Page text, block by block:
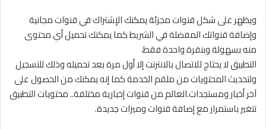
ويظهر على شكل قنوات مجزئة يمكنك الإشتراك في قنوات مجانية
وإضافة قنواتك المفضلة في الشريط كما يمكنك تحميل أي محتوى
منه بسهولة وبنقرة واحدة فقط،
التطبيق لا يحتاج للاتصال بالانترنت إلا أول مرة بعد تحميله وذلك للتسجيل
ولتحديث المحتويات من ملقم الخدمة كما إنه يمكنك من الحصول على
آخر أخبار ومستجدات.العالم من قنوات إخبارية مختلفة.. محتويات التطبيق
تتغير باستمرار مع إضافة قنوات وميزات جديدة.